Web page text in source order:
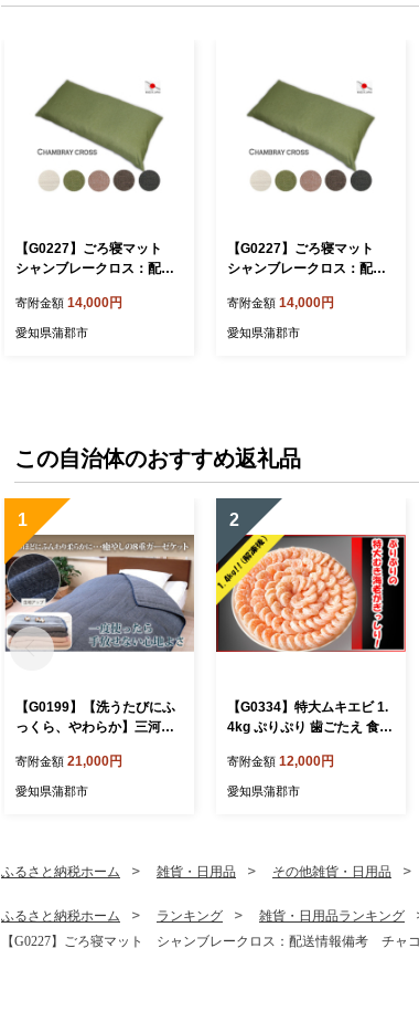
【G0227】ごろ寝マット
シャンブレークロス：配送
寄附金額 14,000円
愛知県蒲郡市
【G0227】ごろ寝マット
シャンブレークロス：配送
寄附金額 14,000円
愛知県蒲郡市
この自治体のおすすめ返礼品
1
【G0199】【洗うたびにふ
っくら、やわらか】三河木
グルサイズ：配送情報備
考 ブルー
寄附金額 21,000円
愛知県蒲郡市
2
【G0334】特大ムキエビ 1.
4kg ぷりぷり 歯ごたえ 食感
下ごしらえ済 バラ凍結 便利
エビチリ 八宝菜 チャーハン
寄附金額 12,000円
愛知県蒲郡市
ふるさと納税ホーム 雑貨・日用品 その他雑貨・日用品
ふるさと納税ホーム ランキング 雑貨・日用品ランキング
【G0227】ごろ寝マット シャンブレークロス：配送情報備考 チャ